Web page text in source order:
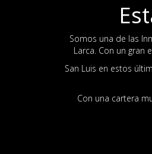
Somos una de las
Larca. Con un
San Luis en estos
Con una cartera